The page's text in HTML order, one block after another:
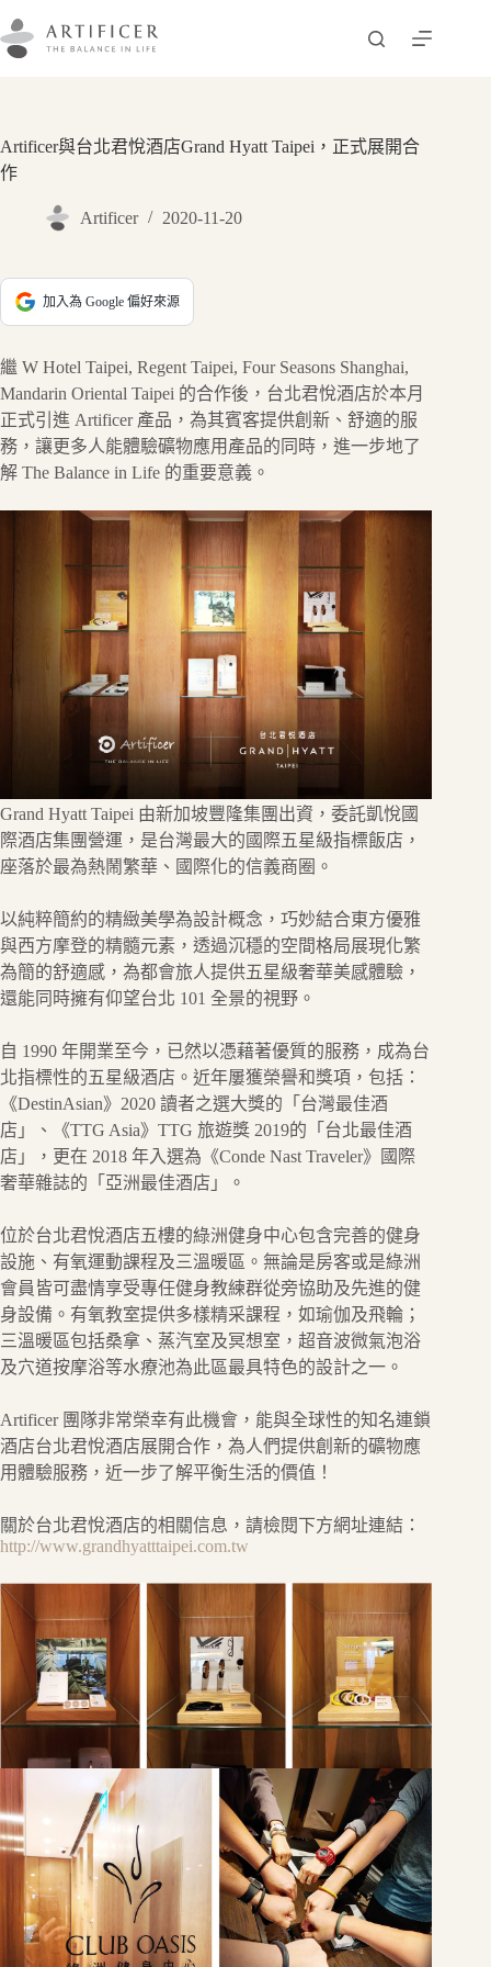
至
容
Artificer與台北君悅酒店Grand Hyatt Taipei，正式展開合
作
Artificer 2020-11-20
加入為 Google 偏好來源
繼 W Hotel Taipei, Regent Taipei, Four Seasons Shanghai,
Mandarin Oriental Taipei 的合作後，台北君悅酒店於本月
正式引進 Artificer 產品，為其賓客提供創新、舒適的服
務，讓更多人能體驗礦物應用產品的同時，進一步地了
解 The Balance in Life 的重要意義。
Grand Hyatt Taipei 由新加坡豐隆集團出資，委託凱悅國
際酒店集團營運，是台灣最大的國際五星級指標飯店，
座落於最為熱鬧繁華、國際化的信義商圈。
以純粹簡約的精緻美學為設計概念，巧妙結合東方優雅
與西方摩登的精髓元素，透過沉穩的空間格局展現化繁
為簡的舒適感，為都會旅人提供五星級奢華美感體驗，
還能同時擁有仰望台北 101 全景的視野。
自 1990 年開業至今，已然以憑藉著優質的服務，成為台
北指標性的五星級酒店。近年屢獲榮譽和獎項，包括：
《DestinAsian》2020 讀者之選大獎的「台灣最佳酒
店」、《TTG Asia》TTG 旅遊獎 2019的「台北最佳酒
店」，更在 2018 年入選為《Conde Nast Traveler》國際
奢華雜誌的「亞洲最佳酒店」。
位於台北君悅酒店五樓的綠洲健身中心包含完善的健身
設施、有氧運動課程及三溫暖區。無論是房客或是綠洲
會員皆可盡情享受專任健身教練群從旁協助及先進的健
身設備。有氧教室提供多樣精采課程，如瑜伽及飛輪；
三溫暖區包括桑拿、蒸汽室及冥想室，超音波微氣泡浴
及穴道按摩浴等水療池為此區最具特色的設計之一。
Artificer 團隊非常榮幸有此機會，能與全球性的知名連鎖
酒店台北君悅酒店展開合作，為人們提供創新的礦物應
用體驗服務，近一步了解平衡生活的價值！
關於台北君悅酒店的相關信息，請檢閱下方網址連結：
http://www.grandhyatttaipei.com.tw